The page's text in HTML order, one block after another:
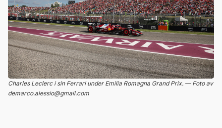
Charles Leclerc i sin Ferrari under Emilia Romagna Grand Prix. — Foto av
demarco.alessio@gmail.com